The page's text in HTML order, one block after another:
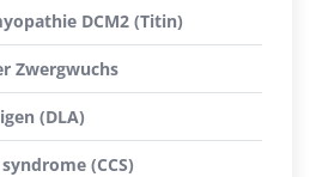
DCM2 (Titin)
Zwergwuchs
(DLA)
(CCS)